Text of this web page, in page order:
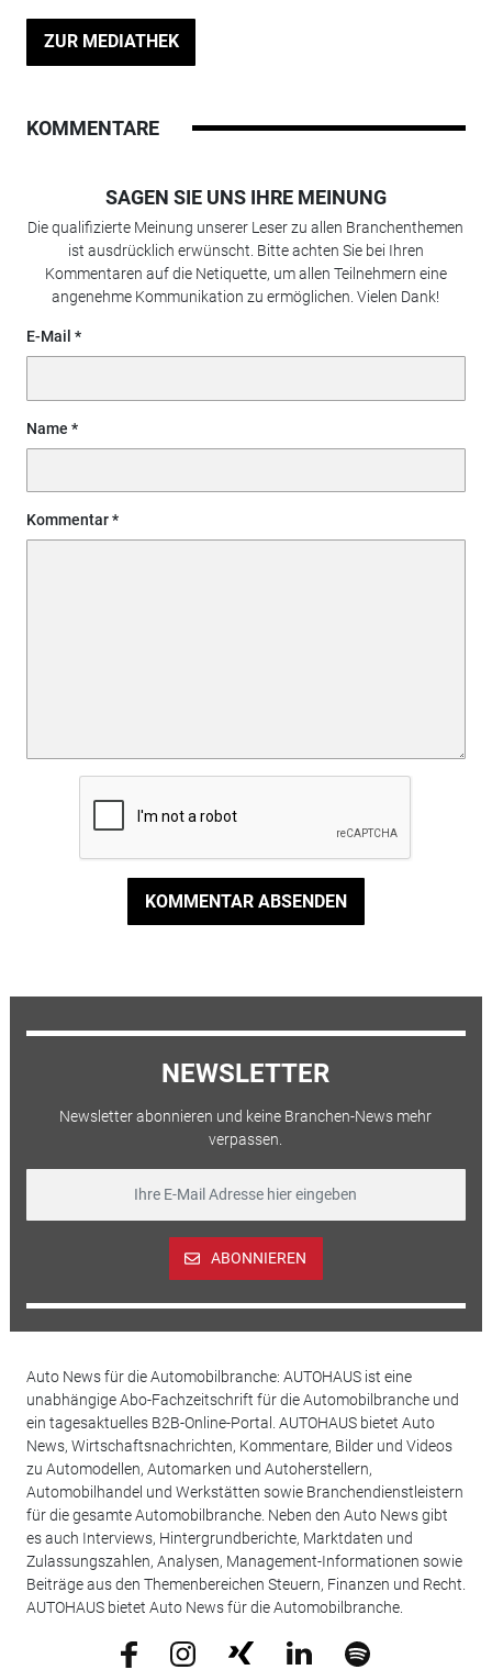
ZUR MEDIATHEK
KOMMENTARE
SAGEN SIE UNS IHRE MEINUNG
Die qualifizierte Meinung unserer Leser zu allen Branchenthemen
ist ausdrücklich erwünscht. Bitte achten Sie bei Ihren
Kommentaren auf die Netiquette, um allen Teilnehmern eine
angenehme Kommunikation zu ermöglichen. Vielen Dank!
E-Mail
Name
Kommentar
KOMMENTAR ABSENDEN
NEWSLETTER
Newsletter abonnieren und keine Branchen-News mehr
verpassen.
ABONNIEREN
Auto News für die Automobilbranche: AUTOHAUS ist eine
unabhängige Abo-Fachzeitschrift für die Automobilbranche und
ein tagesaktuelles B2B-Online-Portal. AUTOHAUS bietet Auto
News, Wirtschaftsnachrichten, Kommentare, Bilder und Videos
zu Automodellen, Automarken und Autoherstellern,
Automobilhandel und Werkstätten sowie Branchendienstleistern
für die gesamte Automobilbranche. Neben den Auto News gibt
es auch Interviews, Hintergrundberichte, Marktdaten und
Zulassungszahlen, Analysen, Management-Informationen sowie
Beiträge aus den Themenbereichen Steuern, Finanzen und Recht.
AUTOHAUS bietet Auto News für die Automobilbranche.